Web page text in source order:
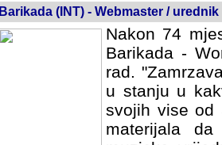
Barikada (INT) - Webmaster / urednik
Nakon 74
Barikada -
rad.
u stanju u
svojih vise od
materijala